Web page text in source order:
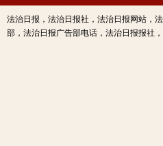
法治日报，法治日报社，法治日报网站，
部，法治日报广告部电话，法治日报报社